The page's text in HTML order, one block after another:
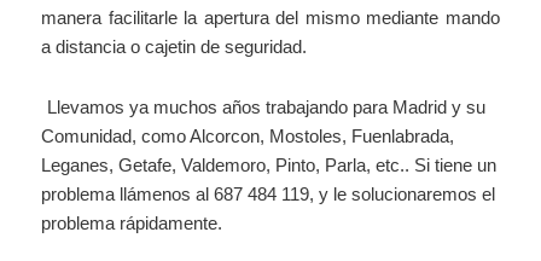
manera facilitarle la apertura del mismo mediante mando
a distancia o cajetin de seguridad.
Llevamos ya muchos años trabajando para Madrid y su
Comunidad, como Alcorcon, Mostoles, Fuenlabrada,
Leganes, Getafe, Valdemoro, Pinto, Parla, etc.. Si tiene un
problema llámenos al 687 484 119, y le solucionaremos el
problema rápidamente.